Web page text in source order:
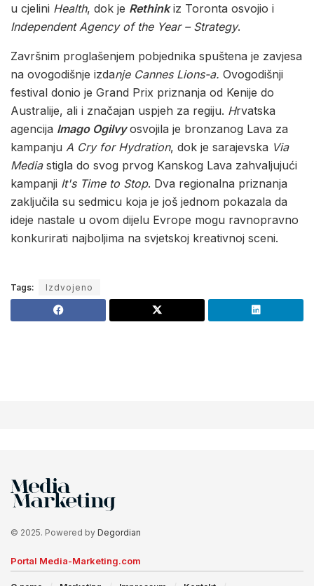
u cjelini Health, dok je Rethinkiz Toronta osvojio i
Independent Agency of the Year – Strategy.
Završnim proglašenjem pobjednika spuštena je zavjesa
na ovogodišnje izdanje Cannes Lions-a. Ovogodišnji
festival donio je Grand Prix priznanja od Kenije do
Australije, ali i značajan uspjeh za regiju. Hrvatska
agencija Imago Ogilvyosvojila je bronzanog Lava za
kampanju A Cry for Hydration, dok je sarajevska Via
Mediastigla do svog prvog Kanskog Lava zahvaljujući
kampanji It's Time to Stop. Dva regionalna priznanja
zaključila su sedmicu koja je još jednom pokazala da
ideje nastale u ovom dijelu Evrope mogu ravnopravno
konkurirati najboljima na svjetskoj kreativnoj sceni.
Tags: Izdvojeno
© 2025. Powered by Degordian
Portal Media-Marketing.com